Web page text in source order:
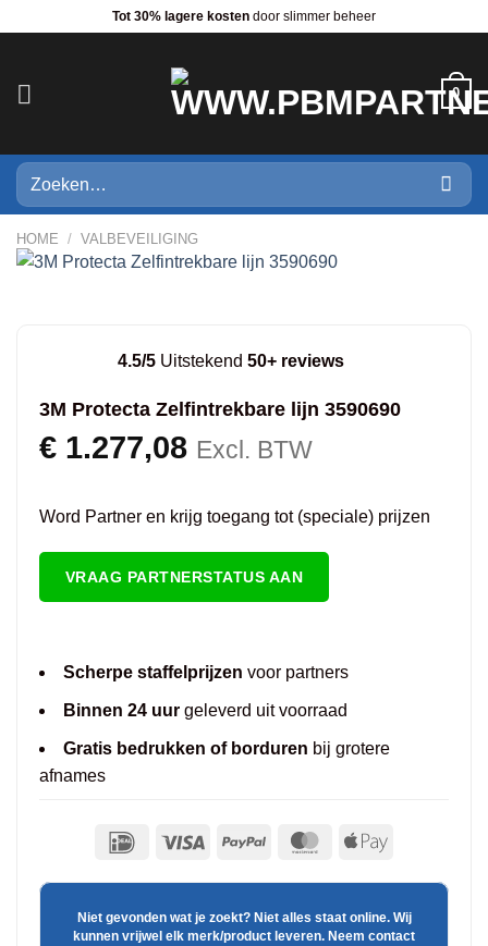
Tot 30% lagere kosten door slimmer beheer
0
Zoeken
naar:
HOME / VALBEVEILIGING
4.5/5 Uitstekend 50+ reviews
3M Protecta Zelfintrekbare lijn 3590690
€1.277,08 Excl. BTW
Word Partner en krijg toegang tot (speciale) prijzen
VRAAG PARTNERSTATUS AAN
Scherpe staffelprijzen voor partners
Binnen 24 uurgeleverd uit voorraad
Gratis bedrukken of borduren bij grotere
afnames
Niet gevonden wat je zoekt? Niet alles staat online. Wij
kunnen vrijwel elk merk/product leveren. Neem contact